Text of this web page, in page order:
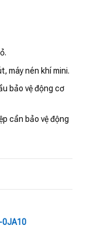
máy nén khí mini.
bảo vệ động cơ
cần bảo vệ động
0JA10